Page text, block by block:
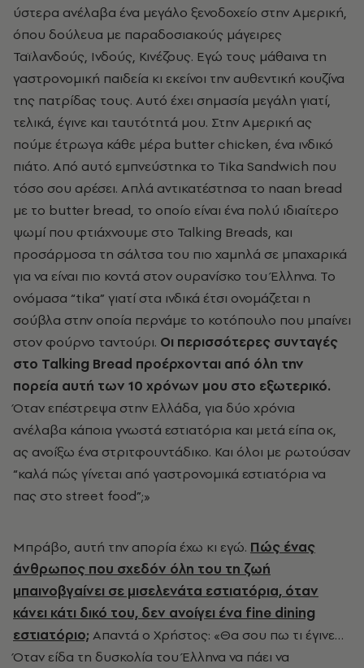
ύστερα ανέλαβα ένα μεγάλο ξενοδοχείο στην Αμερική,
όπου δούλευα με παραδοσιακούς μάγειρες
Ταϊλανδούς, Ινδούς, Κινέζους. Εγώ τους μάθαινα τη
γαστρονομική παιδεία κι εκείνοι την αυθεντική κουζίνα
της πατρίδας τους. Αυτό έχει σημασία μεγάλη γιατί,
τελικά, έγινε και ταυτότητά μου. Στην Αμερική ας
πούμε έτρωγα κάθε μέρα butter chicken, ένα ινδικό
πιάτο. Από αυτό εμπνεύστηκα το Tika Sandwich που
τόσο σου αρέσει. Απλά αντικατέστησα το naan bread
με το butter bread, το οποίο είναι ένα πολύ ιδιαίτερο
ψωμί που φτιάχνουμε στο Talking Breads, και
προσάρμοσα τη σάλτσα του πιο χαμηλά σε μπαχαρικά
για να είναι πιο κοντά στον ουρανίσκο του Έλληνα. Το
ονόμασα “tika” γιατί στα ινδικά έτσι ονομάζεται η
σούβλα στην οποία περνάμε το κοτόπουλο που μπαίνει
στον φούρνο ταντούρι. Οι περισσότερες συνταγές
στο Talking Bread προέρχονται από όλη την
πορεία αυτή των 10 χρόνων μου στο εξωτερικό.
Όταν επέστρεψα στην Ελλάδα, για δύο χρόνια
ανέλαβα κάποια γνωστά εστιατόρια και μετά είπα οκ,
ας ανοίξω ένα στριτφουντάδικο. Και όλοι με ρωτούσαν
“καλά πώς γίνεται από γαστρονομικά εστιατόρια να
πας στο street food”;»
Μπράβο, αυτή την απορία έχω κι εγώ. Πώς ένας
άνθρωπος που σχεδόν όλη του τη ζωή
μπαινοβγαίνει σε μισελενάτα εστιατόρια, όταν
κάνει κάτι δικό του, δεν ανοίγει ένα fine dining
εστιατόριο; Απαντά ο Χρήστος: «Θα σου πω τι έγινε…
Όταν είδα τη δυσκολία του Έλληνα να πάει να